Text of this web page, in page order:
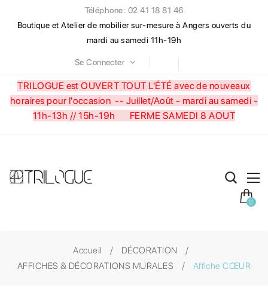
Téléphone: 02 41 18 81 46
Boutique et Atelier de mobilier sur-mesure à Angers ouverts du
mardi au samedi 11h-19h
Se Connecter
TRILOGUE est OUVERT TOUT L'ÉTÉ avec de nouveaux
horaires pour l'occasion -- Juillet/Août - mardi au samedi -
11h-13h // 15h-19h FERME SAMEDI 8 AOUT
0
Accueil
DÉCORATION
AFFICHES & DÉCORATIONS MURALES
Affiche CŒUR